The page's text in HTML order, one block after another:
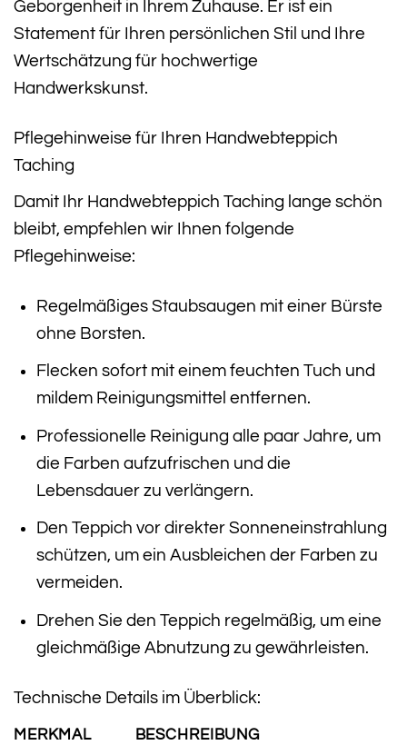
Geborgenheit in Ihrem Zuhause. Er ist ein
Statement für Ihren persönlichen Stil und Ihre
Wertschätzung für hochwertige
Handwerkskunst.
Pflegehinweise für Ihren Handwebteppich
Taching
Damit Ihr Handwebteppich Taching lange schön
bleibt, empfehlen wir Ihnen folgende
Pflegehinweise:
Regelmäßiges Staubsaugen mit einer Bürste
ohne Borsten.
Flecken sofort mit einem feuchten Tuch und
mildem Reinigungsmittel entfernen.
Professionelle Reinigung alle paar Jahre, um
die Farben aufzufrischen und die
Lebensdauer zu verlängern.
Den Teppich vor direkter Sonneneinstrahlung
schützen, um ein Ausbleichen der Farben zu
vermeiden.
Drehen Sie den Teppich regelmäßig, um eine
gleichmäßige Abnutzung zu gewährleisten.
Technische Details im Überblick:
MERKMAL BESCHREIBUNG